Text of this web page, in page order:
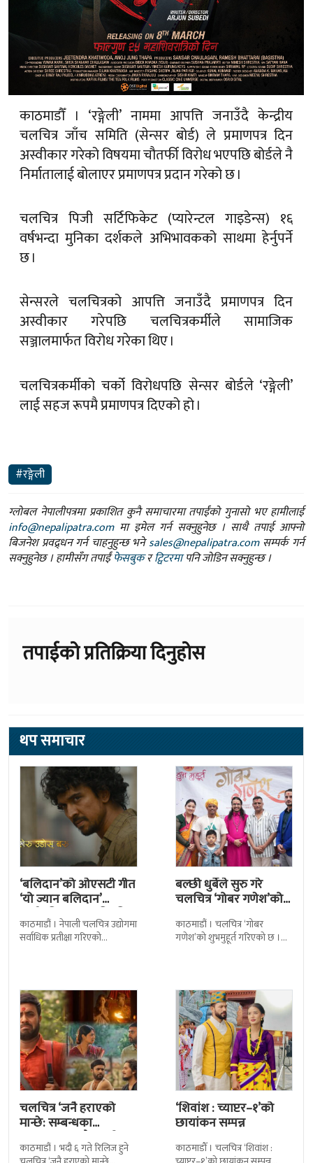
काठमाडौँ । ‘रङ्गेली’ नाममा आपत्ति जनाउँदै केन्द्रीय
चलचित्र जाँच समिति (सेन्सर बोर्ड) ले प्रमाणपत्र दिन
अस्वीकार गरेको विषयमा चौतर्फी विरोध भएपछि बोर्डले नै
निर्मातालाई बोलाएर प्रमाणपत्र प्रदान गरेको छ ।
चलचित्र पिजी सर्टिफिकेट (प्यारेन्टल गाइडेन्स) १६
वर्षभन्दा मुनिका दर्शकले अभिभावकको साथमा हेर्नुपर्ने
छ ।
सेन्सरले चलचित्रको आपत्ति जनाउँदै प्रमाणपत्र दिन
अस्वीकार गरेपछि चलचित्रकर्मीले सामाजिक
सञ्जालमार्फत विरोध गरेका थिए ।
चलचित्रकर्मीको चर्को विरोधपछि सेन्सर बोर्डले ‘रङ्गेली’
लाई सहज रूपमै प्रमाणपत्र दिएको हो ।
#रङ्गेली
ग्लोबल नेपालीपत्रमा प्रकाशित कुनै समाचारमा तपाईंको गुनासो भए हामीलाई
info@nepalipatra.comमा इमेल गर्न सक्नुहुनेछ । साथै तपाई आफ्नो
बिजनेश प्रवद्र्धन गर्न चाहनुहुन्छ भनेsales@nepalipatra.comसम्पर्क गर्न
सक्नुहुनेछ । हामीसँग तपाईंफेसबुकरट्विटरमापनि जोडिन सक्नुहुन्छ ।
तपाईको प्रतिक्रिया दिनुहोस
थप समाचार
‘बलिदान’को ओएसटी गीत
‘यो ज्यान बलिदान’
सार्वजनिक, मातृभूमिप्रति
पुत्रको भावनात्मक…
काठमाडौं । नेपाली चलचित्र उद्योगमा
सर्वाधिक प्रतीक्षा गरिएको
बल्छी धुर्बेले सुरु गरे
चलचित्र ‘गोबर गणेश’को
छायांकन
काठमाडौं । चलचित्र ‘गोबर
गणेश’को शुभमुहूर्त गरिएको छ ।
चलचित्र ‘जनै हराएको
मान्छे: सम्बन्धका
धागाहरू’मा जनै कसरी
हराउँछ ?
काठमाडौं । भदौ ६ गते रिलिज हुने
‘शिवांश : च्याप्टर–१’को
छायांकन सम्पन्न
काठमाडौँ । चलचित्र ‘शिवांश :